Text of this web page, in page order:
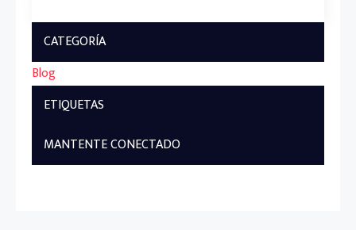
CATEGORÍA
Blog
ETIQUETAS
MANTENTE CONECTADO